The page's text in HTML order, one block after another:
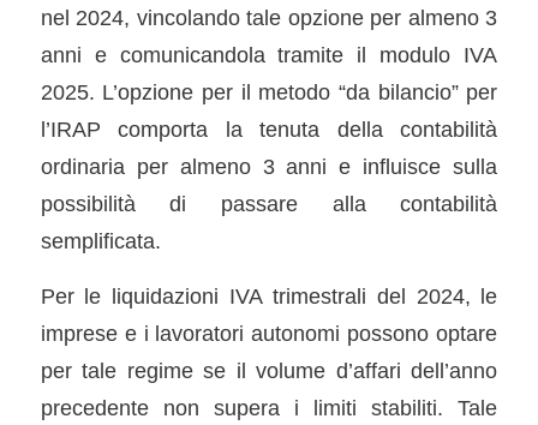
nel 2024, vincolando tale opzione per almeno 3
anni e comunicandola tramite il modulo IVA
2025. L’opzione per il metodo “da bilancio” per
l’IRAP comporta la tenuta della contabilità
ordinaria per almeno 3 anni e influisce sulla
possibilità di passare alla contabilità
semplificata.
Per le liquidazioni IVA trimestrali del 2024, le
imprese e i lavoratori autonomi possono optare
per tale regime se il volume d’affari dell’anno
precedente non supera i limiti stabiliti. Tale